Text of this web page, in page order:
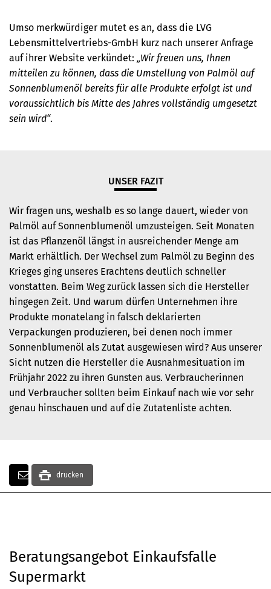
Umso merkwürdiger mutet es an, dass die LVG
Lebensmittelvertriebs-GmbH kurz nach unserer Anfrage
auf ihrer Website verkündet: „Wir freuen uns, Ihnen
mitteilen zu können, dass die Umstellung von Palmöl auf
Sonnenblumenöl bereits für alle Produkte erfolgt ist und
voraussichtlich bis Mitte des Jahres vollständig umgesetzt
sein wird“.
UNSER FAZIT
Wir fragen uns, weshalb es so lange dauert, wieder von
Palmöl auf Sonnenblumenöl umzusteigen. Seit Monaten
ist das Pflanzenöl längst in ausreichender Menge am
Markt erhältlich. Der Wechsel zum Palmöl zu Beginn des
Krieges ging unseres Erachtens deutlich schneller
vonstatten. Beim Weg zurück lassen sich die Hersteller
hingegen Zeit. Und warum dürfen Unternehmen ihre
Produkte monatelang in falsch deklarierten
Verpackungen produzieren, bei denen noch immer
Sonnenblumenöl als Zutat ausgewiesen wird? Aus unserer
Sicht nutzen die Hersteller die Ausnahmesituation im
Frühjahr 2022 zu ihren Gunsten aus. Verbraucherinnen
und Verbraucher sollten beim Einkauf nach wie vor sehr
genau hinschauen und auf die Zutatenliste achten.
drucken
Beratungsangebot Einkaufsfalle
Supermarkt